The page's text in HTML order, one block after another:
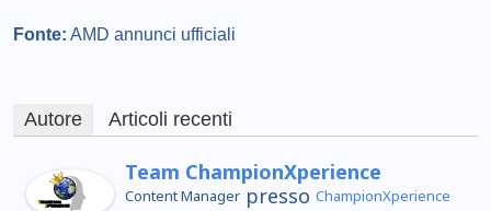
Fonte: AMD annunci ufficiali
Autore Articoli recenti
Team ChampionXperience
Content Manager presso ChampionXperience